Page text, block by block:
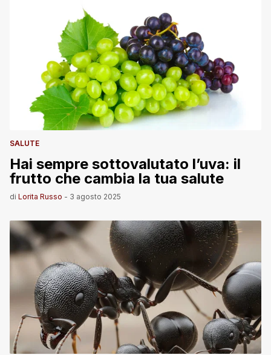
SALUTE
Hai sempre sottovalutato l’uva: il
frutto che cambia la tua salute
di Lorita Russo - 3 agosto 2025